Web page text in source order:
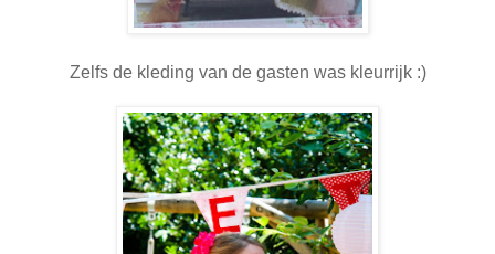
Zelfs de kleding van de gasten was kleurrijk :)